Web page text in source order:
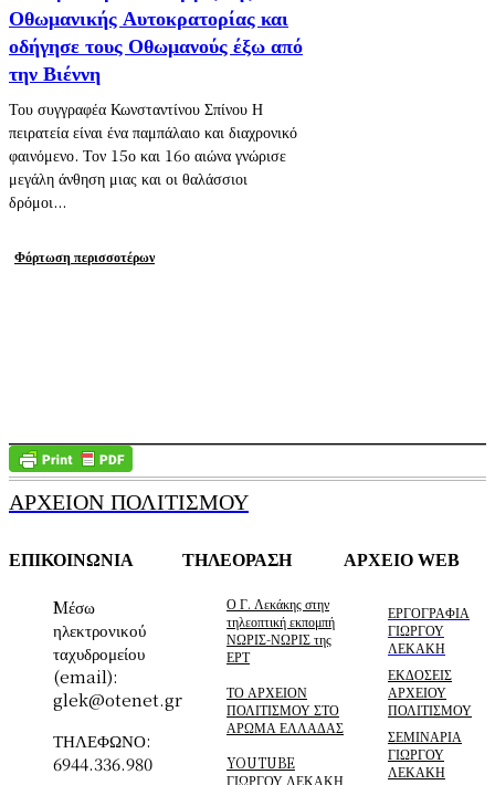
Οθωμανικής Αυτοκρατορίας και
οδήγησε τους Οθωμανούς έξω από
την Βιέννη
Του συγγραφέα Κωνσταντίνου Σπίνου Η
πειρατεία είναι ένα παμπάλαιο και διαχρονικό
φαινόμενο. Τον 15ο και 16ο αιώνα γνώρισε
μεγάλη άνθηση μιας και οι θαλάσσιοι
δρόμοι...
Φόρτωση περισσοτέρων
ΑΡΧΕΙΟΝ ΠΟΛΙΤΙΣΜΟΥ
ΕΠΙΚΟΙΝΩΝΙΑ
Mέσω
ηλεκτρονικού
ταχυδρομείου
(email):
glek@otenet.gr
ΤΗΛΕΦΩΝΟ:
6944.336.980
ΤΗΛΕΟΡΑΣΗ
Ο Γ. Λεκάκης στην
τηλεοπτική εκπομπή
ΝΩΡΙΣ-ΝΩΡΙΣ της
ΕΡΤ
ΤΟ ΑΡΧΕΙΟΝ
ΠΟΛΙΤΙΣΜΟΥ ΣΤΟ
ΑΡΩΜΑ ΕΛΛΑΔΑΣ
YOUTUBE
ΓΙΩΡΓΟΥ ΛΕΚΑΚΗ
ΑΡΧΕΙΟ WEB
ΕΡΓΟΓΡΑΦΙΑ
ΓΙΩΡΓΟΥ
ΛΕΚΑΚΗ
ΕΚΔΟΣΕΙΣ
ΑΡΧΕΙΟΥ
ΠΟΛΙΤΙΣΜΟΥ
ΣΕΜΙΝΑΡΙΑ
ΓΙΩΡΓΟΥ
ΛΕΚΑΚΗ